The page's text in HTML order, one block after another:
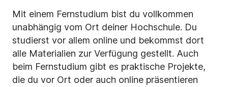
Mit einem Fernstudium bist du vollkommen
unabhängig vom Ort deiner Hochschule. Du
studierst vor allem online und bekommst dort
alle Materialien zur Verfügung gestellt. Auch
beim Fernstudium gibt es praktische Projekte,
die du vor Ort oder auch online präsentieren